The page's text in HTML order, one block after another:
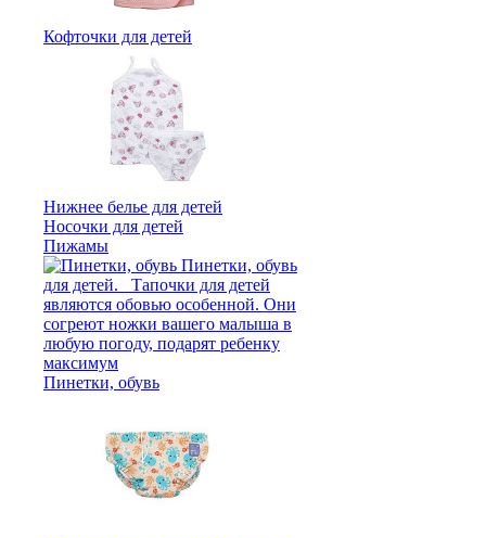
Кофточки для детей
Нижнее белье для детей
Носочки для детей
Пижамы
Пинетки, обувь